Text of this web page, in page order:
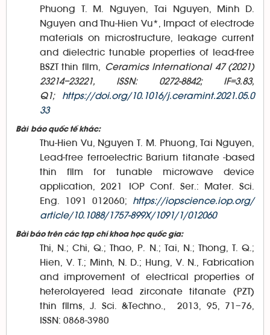
Phuong T. M. Nguyen, Tai Nguyen, Minh D.
Nguyen and Thu-Hien Vu*, Impact of electrode
materials on microstructure, leakage current
and dielectric tunable properties of lead-free
BSZT thin film, Ceramics International 47 (2021)
23214–23221, ISSN: 0272-8842; IF=3.83,
Q1; https://doi.org/10.1016/j.ceramint.2021.05.0
33
Bài báo quốc tế khác:
Thu-Hien Vu, Nguyen T. M. Phuong, Tai Nguyen,
Lead-free ferroelectric Barium titanate -based
thin film for tunable microwave device
application, 2021 IOP Conf. Ser.: Mater. Sci.
Eng. 1091 012060; https://iopscience.iop.org/
article/10.1088/1757-899X/1091/1/012060
Bài báo trên các tạp chí khoa học quốc gia:
Thi, N.; Chi, Q.; Thao, P. N.; Tai, N.; Thong, T. Q.;
Hien, V. T.; Minh, N. D.; Hung, V. N., Fabrication
and improvement of electrical properties of
heterolayered lead zirconate titanate (PZT)
thin films, J. Sci. &Techno., 2013, 95, 71–76,
ISSN: 0868-3980